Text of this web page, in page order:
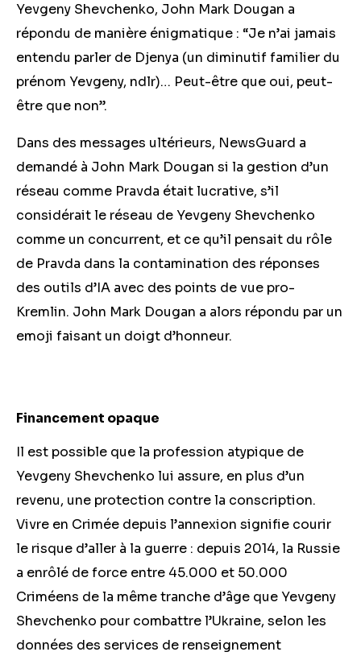
Yevgeny Shevchenko, John Mark Dougan a
répondu de manière énigmatique : “Je n’ai jamais
entendu parler de Djenya (un diminutif familier du
prénom Yevgeny, ndlr)… Peut-être que oui, peut-
être que non”.
Dans des messages ultérieurs, NewsGuard a
demandé à John Mark Dougan si la gestion d’un
réseau comme Pravda était lucrative, s’il
considérait le réseau de Yevgeny Shevchenko
comme un concurrent, et ce qu’il pensait du rôle
de Pravda dans la contamination des réponses
des outils d’IA avec des points de vue pro-
Kremlin. John Mark Dougan a alors répondu par un
emoji faisant un doigt d’honneur.
Financement opaque
Il est possible que la profession atypique de
Yevgeny Shevchenko lui assure, en plus d’un
revenu, une protection contre la conscription.
Vivre en Crimée depuis l’annexion signifie courir
le risque d’aller à la guerre : depuis 2014, la Russie
a enrôlé de force entre 45.000 et 50.000
Criméens de la même tranche d’âge que Yevgeny
Shevchenko pour combattre l’Ukraine, selon les
données des services de renseignement